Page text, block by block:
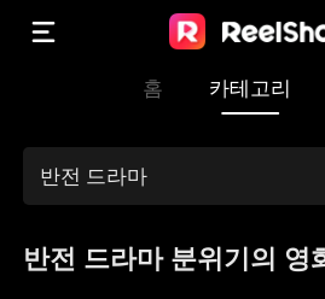
홈 카테고리
반전 드라마
반전 드라마 분위기의 영